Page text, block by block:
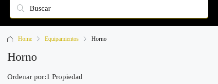
Home Equipamientos Horno
Horno
1 Propiedad
Ordenar por: